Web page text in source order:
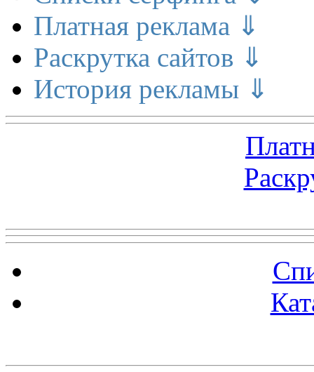
Платная реклама ⇓
Раскрутка сайтов ⇓
История рекламы ⇓